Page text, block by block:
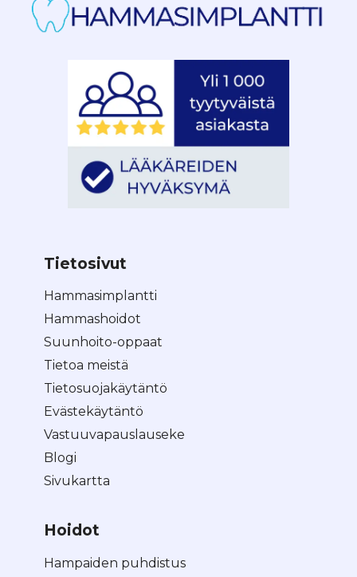
Tietosivut
Hammasimplantti
Hammashoidot
Suunhoito-oppaat
Tietoa meistä
Tietosuojakäytäntö
Evästekäytäntö
Vastuuvapauslauseke
Blogi
Sivukartta
Hoidot
Hampaiden puhdistus